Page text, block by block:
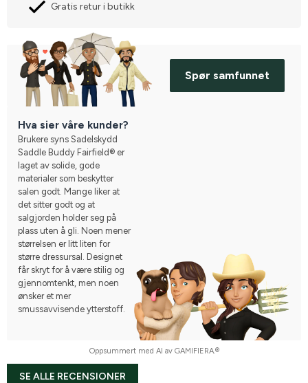
Gratis retur i butikk
Spør samfunnet
Hva sier våre kunder?
Brukere syns Sadelskydd
Saddle Buddy Fairfield® er
laget av solide, gode
materialer som beskytter
salen godt. Mange liker at
det sitter godt og at
salgjorden holder seg på
plass uten å gli. Noen mener
størrelsen er litt liten for
større dressursal. Designet
får skryt for å være stilig og
gjennomtenkt, men noen
ønsker et mer
smussavvisende ytterstoff.
Oppsummert med AI av GAMIFIERA.®
SE ALLE RECENSIONER